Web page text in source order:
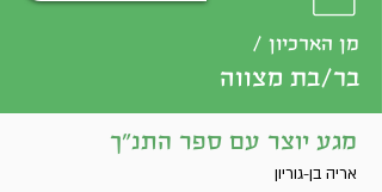
מגע יוצר עם ספר התנ"ך
אריה בן-גוריון
מן הארכיון /
בר/בת מצווה